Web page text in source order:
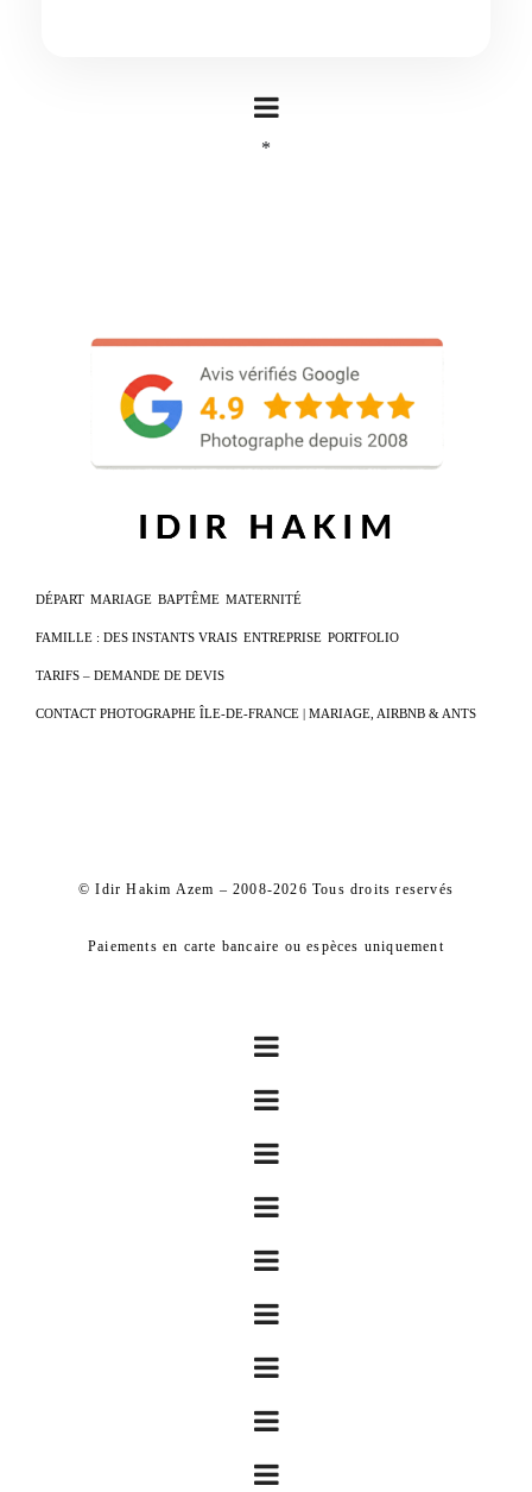
*
DÉPART MARIAGE BAPTÊME MATERNITÉ
FAMILLE : DES INSTANTS VRAIS ENTREPRISE PORTFOLIO
TARIFS – DEMANDE DE DEVIS
CONTACT PHOTOGRAPHE ÎLE-DE-FRANCE | MARIAGE, AIRBNB & ANTS
© Idir Hakim Azem – 2008-2026 Tous droits reservés
Paiements en carte bancaire ou espèces uniquement